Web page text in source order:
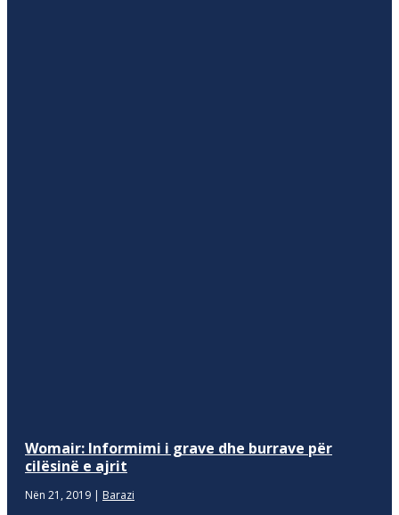
Womair: Informimi i grave dhe burrave për
cilësinë e ajrit
Nën 21, 2019 | Barazi